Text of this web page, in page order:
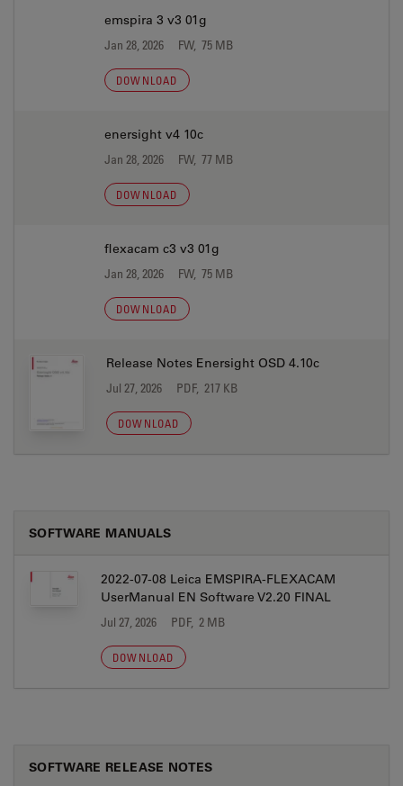
emspira 3 v3 01g
Jan 28, 2026 FW, 75 MB
DOWNLOAD
enersight v4 10c
Jan 28, 2026 FW, 77 MB
DOWNLOAD
flexacam c3 v3 01g
Jan 28, 2026 FW, 75 MB
DOWNLOAD
Release Notes Enersight OSD 4.10c
Jul 27, 2026 PDF, 217 KB
DOWNLOAD
SOFTWARE MANUALS
2022-07-08 Leica EMSPIRA-FLEXACAM
UserManual EN Software V2.20 FINAL
Jul 27, 2026 PDF, 2 MB
DOWNLOAD
SOFTWARE RELEASE NOTES